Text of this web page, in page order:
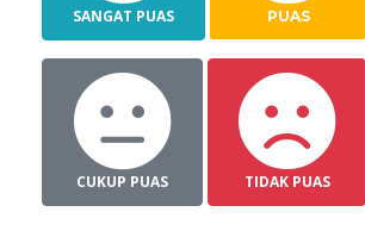
SANGAT PUAS PUAS
CUKUP PUAS TIDAK PUAS